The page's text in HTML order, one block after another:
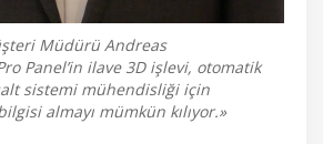
Müdürü Andreas
Panel’in ilave 3D işlevi, otomatik
sistemi mühendisliği için
almayı mümkün kılıyor.»